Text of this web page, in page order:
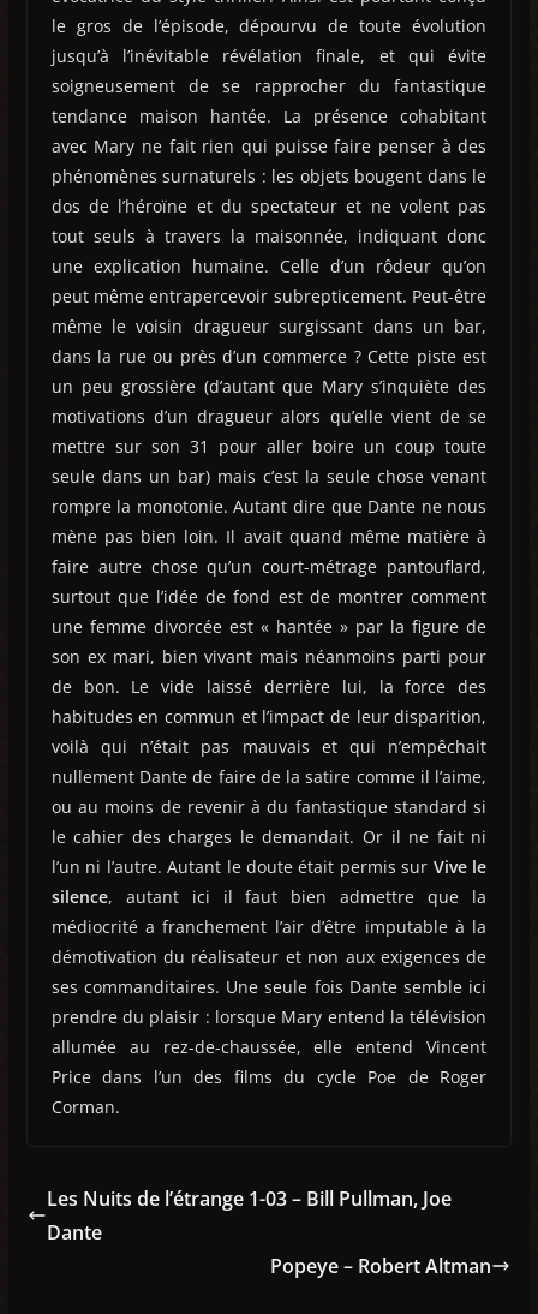
le gros de l’épisode, dépourvu de toute évolution
jusqu’à l’inévitable révélation finale, et qui évite
soigneusement de se rapprocher du fantastique
tendance maison hantée. La présence cohabitant
avec Mary ne fait rien qui puisse faire penser à des
phénomènes surnaturels : les objets bougent dans le
dos de l’héroïne et du spectateur et ne volent pas
tout seuls à travers la maisonnée, indiquant donc
une explication humaine. Celle d’un rôdeur qu’on
peut même entrapercevoir subrepticement. Peut-être
même le voisin dragueur surgissant dans un bar,
dans la rue ou près d’un commerce ? Cette piste est
un peu grossière (d’autant que Mary s’inquiète des
motivations d’un dragueur alors qu’elle vient de se
mettre sur son 31 pour aller boire un coup toute
seule dans un bar) mais c’est la seule chose venant
rompre la monotonie. Autant dire que Dante ne nous
mène pas bien loin. Il avait quand même matière à
faire autre chose qu’un court-métrage pantouflard,
surtout que l’idée de fond est de montrer comment
une femme divorcée est « hantée » par la figure de
son ex mari, bien vivant mais néanmoins parti pour
de bon. Le vide laissé derrière lui, la force des
habitudes en commun et l’impact de leur disparition,
voilà qui n’était pas mauvais et qui n’empêchait
nullement Dante de faire de la satire comme il l’aime,
ou au moins de revenir à du fantastique standard si
le cahier des charges le demandait. Or il ne fait ni
l’un ni l’autre. Autant le doute était permis sur Vive le
silence, autant ici il faut bien admettre que la
médiocrité a franchement l’air d’être imputable à la
démotivation du réalisateur et non aux exigences de
ses commanditaires. Une seule fois Dante semble ici
prendre du plaisir : lorsque Mary entend la télévision
allumée au rez-de-chaussée, elle entend Vincent
Price dans l’un des films du cycle Poe de Roger
Corman.
Les Nuits de l’étrange 1-03 – Bill Pullman, Joe
Dante
Popeye – Robert Altman